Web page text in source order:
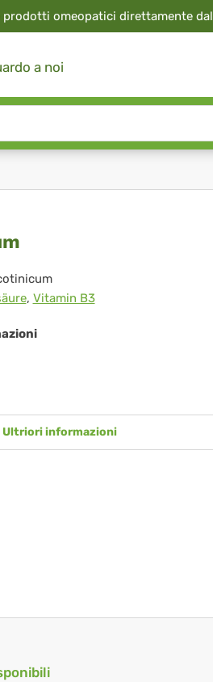
prodotti omeopatici direttamente dal
a noi
, Vitamin B3
Ultriori informazioni